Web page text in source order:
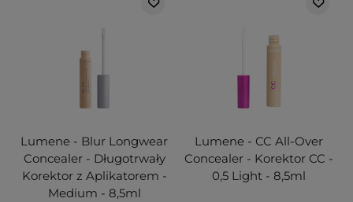
Lumene - Blur Longwear
Concealer - Długotrwały
Korektor z Aplikatorem -
Medium - 8,5ml
Lumene - CC All-Over
Concealer - Korektor CC -
0,5 Light - 8,5ml